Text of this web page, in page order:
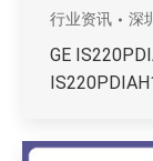
行业资讯 深
GE